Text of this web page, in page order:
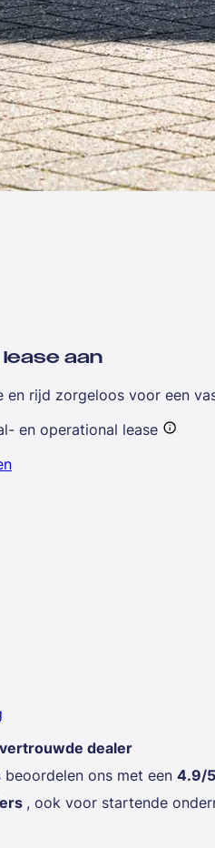
aan
en rijd zorgeloos voor een
en operational lease
vertrouwde dealer
beoordelen ons met een 4.9/5
, ook voor startende